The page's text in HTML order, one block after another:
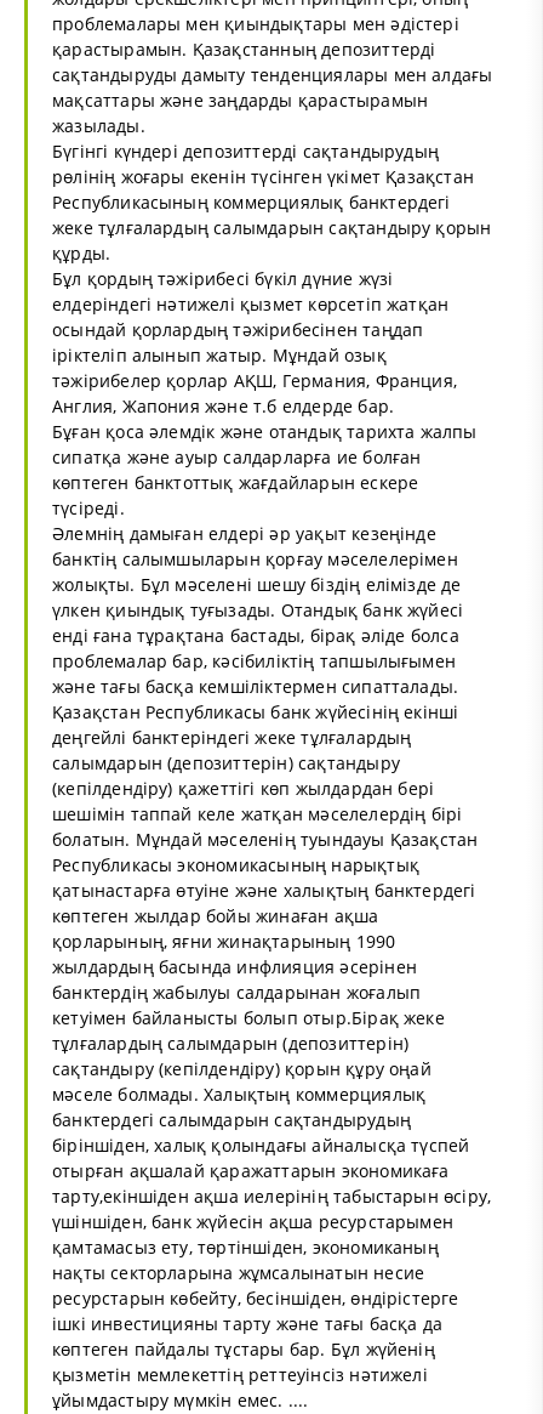
проблемалары мен қиындықтары мен әдістері
қарастырамын. Қазақстанның депозиттерді
сақтандыруды дамыту тенденциялары мен алдағы
мақсаттары және заңдарды қарастырамын
жазылады.
Бүгінгі күндері депозиттерді сақтандырудың
рөлінің жоғары екенін түсінген үкімет Қазақстан
Республикасының коммерциялық банктердегі
жеке тұлғалардың салымдарын сақтандыру қорын
құрды.
Бұл қордың тәжірибесі бүкіл дүние жүзі
елдеріндегі нәтижелі қызмет көрсетіп жатқан
осындай қорлардың тәжірибесінен таңдап
іріктеліп алынып жатыр. Мұндай озық
тәжірибелер қорлар АҚШ, Германия, Франция,
Англия, Жапония және т.б елдерде бар.
Бұған қоса әлемдік және отандық тарихта жалпы
сипатқа және ауыр салдарларға ие болған
көптеген банктоттық жағдайларын ескере
түсіреді.
Әлемнің дамыған елдері әр уақыт кезеңінде
банктің салымшыларын қорғау мәселелерімен
жолықты. Бұл мәселені шешу біздің елімізде де
үлкен қиындық туғызады. Отандық банк жүйесі
енді ғана тұрақтана бастады, бірақ әліде болса
проблемалар бар, кәсібиліктің тапшылығымен
және тағы басқа кемшіліктермен сипатталады.
Қазақстан Республикасы банк жүйесінің екінші
деңгейлі банктеріндегі жеке тұлғалардың
салымдарын (депозиттерін) сақтандыру
(кепілдендіру) қажеттігі көп жылдардан бері
шешімін таппай келе жатқан мәселелердің бірі
болатын. Мұндай мәселенің туындауы Қазақстан
Республикасы экономикасының нарықтық
қатынастарға өтуіне және халықтың банктердегі
көптеген жылдар бойы жинаған ақша
қорларының, яғни жинақтарының 1990
жылдардың басында инфлияция әсерінен
банктердің жабылуы салдарынан жоғалып
кетуімен байланысты болып отыр.Бірақ жеке
тұлғалардың салымдарын (депозиттерін)
сақтандыру (кепілдендіру) қорын құру оңай
мәселе болмады. Халықтың коммерциялық
банктердегі салымдарын сақтандырудың
біріншіден, халық қолындағы айналысқа түспей
отырған ақшалай қаражаттарын экономикаға
тарту,екіншіден ақша иелерінің табыстарын өсіру,
үшіншіден, банк жүйесін ақша ресурстарымен
қамтамасыз ету, төртіншіден, экономиканың
нақты секторларына жұмсалынатын несие
ресурстарын көбейту, бесіншіден, өндірістерге
ішкі инвестицияны тарту және тағы басқа да
көптеген пайдалы тұстары бар. Бұл жүйенің
қызметін мемлекеттің реттеуінсіз нәтижелі
ұйымдастыру мүмкін емес. ....